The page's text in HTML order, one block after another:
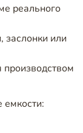
реального
заслонки или
производством
емкости: